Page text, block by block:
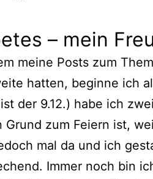
– mein
meine Posts zum
hatten, beginne ich
der 9.12.) habe ich
Grund zum Feiern ist,
mal da und ich
Immer noch bin